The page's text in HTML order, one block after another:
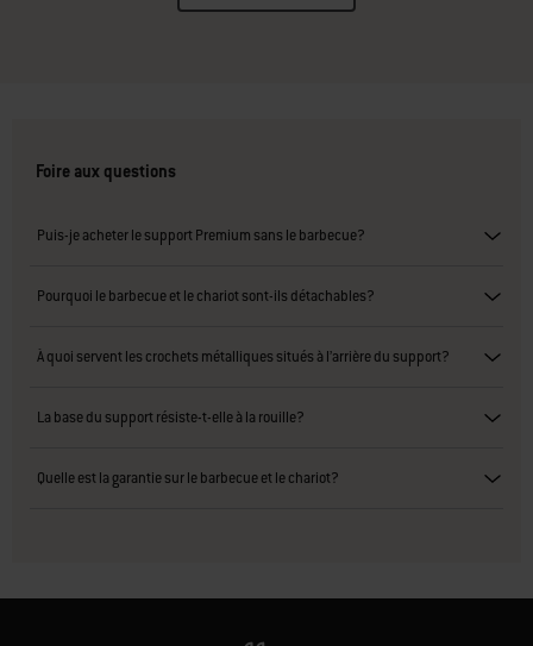
Foire aux questions
Puis-je acheter le support Premium sans le barbecue?
Pourquoi le barbecue et le chariot sont-ils détachables?
À quoi servent les crochets métalliques situés à l’arrière du support?
La base du support résiste-t-elle à la rouille?
Quelle est la garantie sur le barbecue et le chariot?